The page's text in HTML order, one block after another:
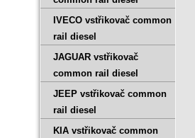
IVECO vstřikovač common
rail diesel
JAGUAR vstřikovač
common rail diesel
JEEP vstřikovač common
rail diesel
KIA vstřikovač common